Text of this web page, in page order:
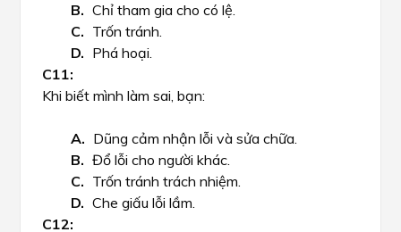
Chỉ tham gia cho có lệ.
Trốn tránh.
Phá hoại.
Khi biết mình làm sai, bạn:
Dũng cảm nhận lỗi và sửa chữa.
Đổ lỗi cho người khác.
Trốn tránh trách nhiệm.
Che giấu lỗi lầm.